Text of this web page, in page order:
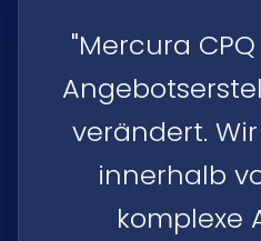
"Mercura
verändert.
innerhalb
komplexe